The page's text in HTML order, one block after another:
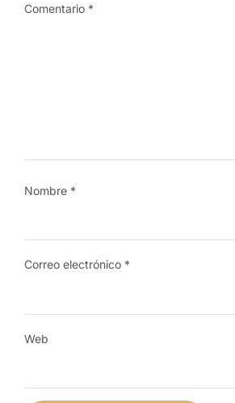
Comentario *
Nombre *
Correo electrónico *
Web